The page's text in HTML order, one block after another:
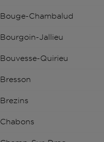
Bouge-Chambalud
Bourgoin-Jallieu
Bouvesse-Quirieu
Bresson
Brezins
Chabons